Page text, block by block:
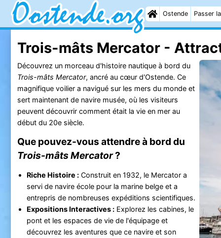
Ostende Passer
Trois-mâts Mercator -
Découvrez un morceau d'histoire nautique à bord du
Trois-mâts Mercator, ancré au cœur d'Ostende. Ce
magnifique voilier a navigué sur les mers du monde et
sert maintenant de navire musée, où les visiteurs
peuvent découvrir comment était la vie en mer au
début du 20e siècle.
Que pouvez-vous attendre à bord du
Trois-mâts Mercator?
Riche Histoire :Construit en 1932, le Mercator a
servi de navire école pour la marine belge et a
entrepris de nombreuses expéditions scientifiques.
Expositions Interactives :Explorez les cabines, le
pont et les espaces de vie de l'équipage et
découvrez les aventures que ce navire et son